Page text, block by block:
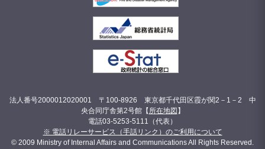
法人番号2000012020001 〒100-8926 東京都千代田区霞が関2－1－2 中
央合同庁舎第2号館【 所在地図 】
電話03-5253-5111（代表）
※ 電話リレーサービス（手話リンク）のご利用について
© 2009 Ministry of Internal Affairs and Communications All Rights Reserved.